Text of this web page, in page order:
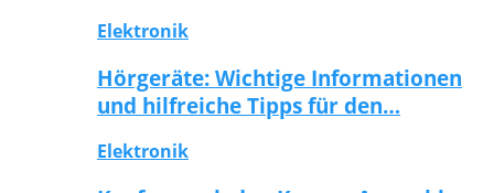
Elektronik
Hörgeräte: Wichtige Informationen
und hilfreiche Tipps für den…
Elektronik